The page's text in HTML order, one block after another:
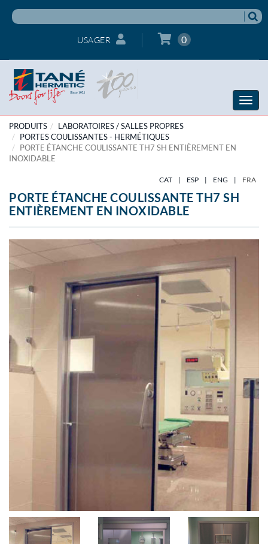
USAGER 0
Toggle
PRODUITS
LABORATOIRES / SALLES PROPRES
PORTES COULISSANTES - HERMÉTIQUES
PORTE ÉTANCHE COULISSANTE TH7 SH ENTIÈREMENT EN
INOXIDABLE
CAT | ESP | ENG | FRA
PORTE ÉTANCHE COULISSANTE TH7 SH
ENTIÈREMENT EN INOXIDABLE